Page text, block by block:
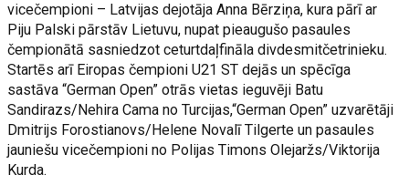
vicečempioni – Latvijas dejotāja Anna Bērziņa, kura pārī ar
Piju Palski pārstāv Lietuvu, nupat pieaugušo pasaules
čempionātā sasniedzot ceturtdaļfināla divdesmitčetrinieku.
Startēs arī Eiropas čempioni U21 ST dejās un spēcīga
sastāva “German Open” otrās vietas ieguvēji Batu
Sandirazs/Nehira Cama no Turcijas,“German Open” uzvarētāji
Dmitrijs Forostianovs/Helene Novalī Tilgerte un pasaules
jauniešu vicečempioni no Polijas Timons Olejaržs/Viktorija
Kurda.